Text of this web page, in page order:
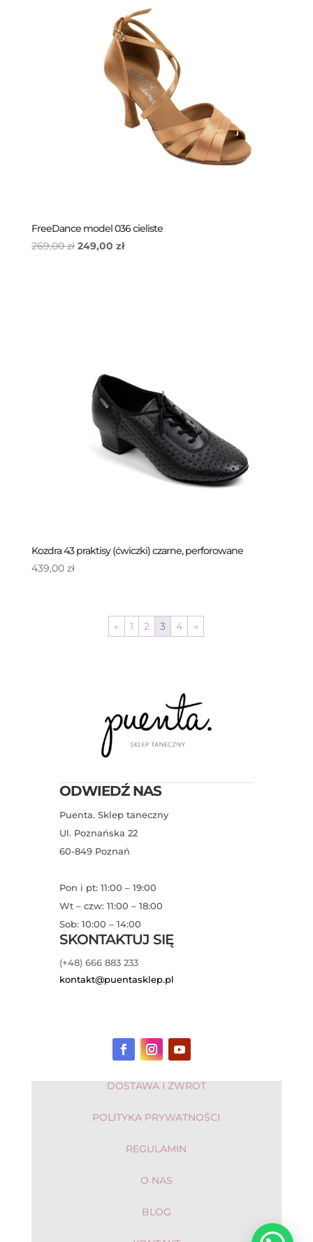
FreeDance model 036 cieliste
269,00zł Pierwotna
249,00 złAktualna
Kozdra 43 praktisy (ćwiczki) czarne, perforowane
439,00 zł
← 1 2 3 4 →
ODWIEDŹ NAS
Puenta. Sklep taneczny
Ul. Poznańska 22
60-849 Poznań
Pon i pt: 11:00 – 19:00
Wt – czw: 11:00 – 18:00
Sob: 10:00 – 14:00
SKONTAKTUJ SIĘ
(+48) 666 883 233
kontakt@puentasklep.pl
DOSTAWA I ZWROT
POLITYKA PRYWATNOŚCI
REGULAMIN
O NAS
BLOG